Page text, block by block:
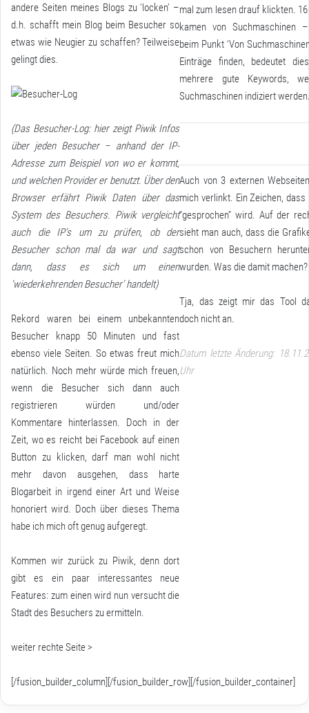
andere Seiten meines Blogs zu ‘locken’ –
d.h. schafft mein Blog beim Besucher so
etwas wie Neugier zu schaffen? Teilweise
gelingt dies.
(Das Besucher-Log: hier zeigt Piwik Infos
über jeden Besucher – anhand der IP-
Adresse zum Beispiel von wo er kommt,
und welchen Provider er benutzt. Über den
Browser erfährt Piwik Daten über das
System des Besuchers. Piwik vergleicht
auch die IP’s um zu prüfen, ob der
Besucher schon mal da war und sagt
dann, dass es sich um einen
‘wiederkehrenden Besucher’ handelt)
Rekord waren bei einem unbekannten
Besucher knapp 50 Minuten und fast
ebenso viele Seiten. So etwas freut mich
natürlich. Noch mehr würde mich freuen,
wenn die Besucher sich dann auch
registrieren würden und/oder
Kommentare hinterlassen. Doch in der
Zeit, wo es reicht bei Facebook auf einen
Button zu klicken, darf man wohl nicht
mehr davon ausgehen, dass harte
Blogarbeit in irgend einer Art und Weise
honoriert wird. Doch über dieses Thema
habe ich mich oft genug aufgeregt.
Kommen wir zurück zu Piwik, denn dort
gibt es ein paar interessantes neue
Features: zum einen wird nun versucht die
Stadt des Besuchers zu ermitteln.
weiter rechte Seite >
mal zum lesen drauf klickten.
kamen von Suchmaschinen
beim Punkt ‘Von
Einträge finden, bedeutet
mehrere gute Keywords,
Suchmaschinen indiziert
Auch von 3 externen
mich verlinkt. Ein Zeichen, dass
“gesprochen” wird. Auf der
sieht man auch, dass die
schon von Besuchern
wurden. Was die damit machen?
Tja, das zeigt mir das Tool
doch nicht an.
Datum letzte Änderung:
Uhr
[/fusion_builder_column][/fusion_builder_row][/fusion_builder_container]